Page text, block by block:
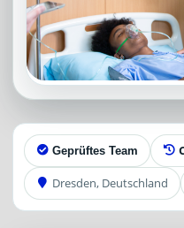
Geprüftes Team
Dresden, Deutschland